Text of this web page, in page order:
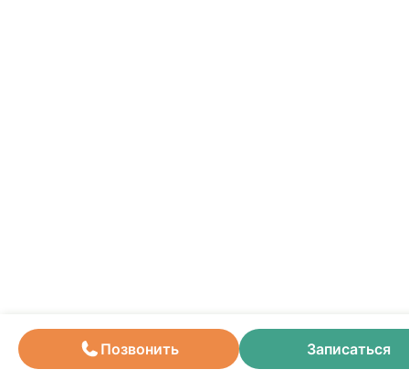
Позвонить Записаться